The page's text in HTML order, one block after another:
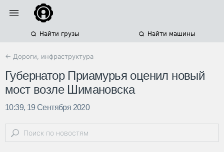
Найти грузы Найти машины
← Дороги, инфраструктура
Губернатор Приамурья оценил новый
мост возле Шимановска
10:39, 19 Сентября 2020